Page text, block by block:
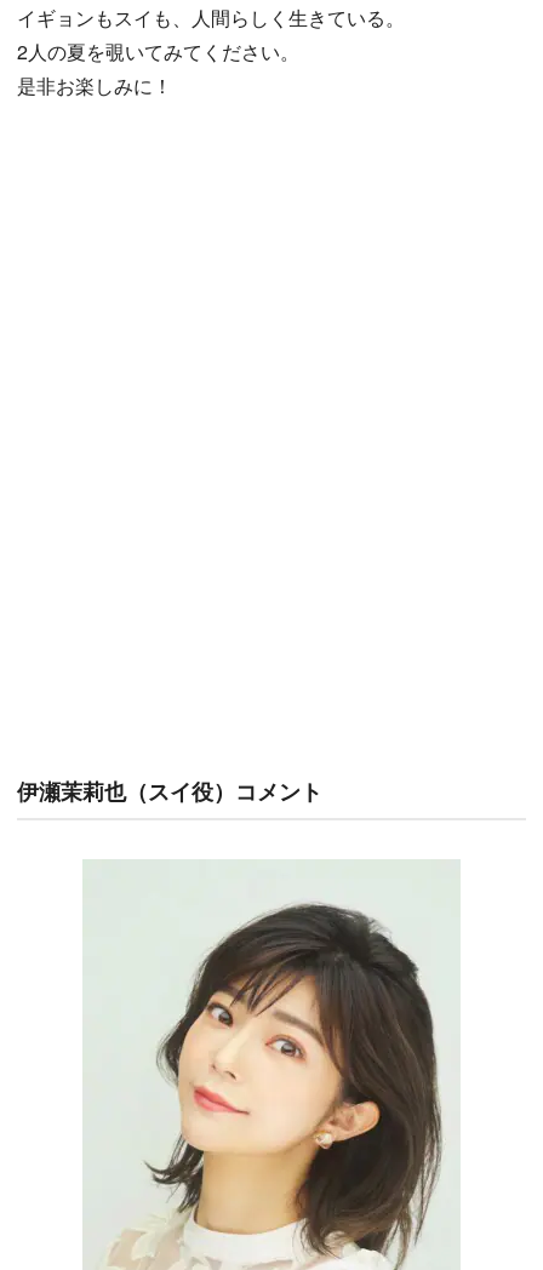
イギョンもスイも、人間らしく生きている。
2人の夏を覗いてみてください。
是非お楽しみに！
伊瀬茉莉也（スイ役）コメント